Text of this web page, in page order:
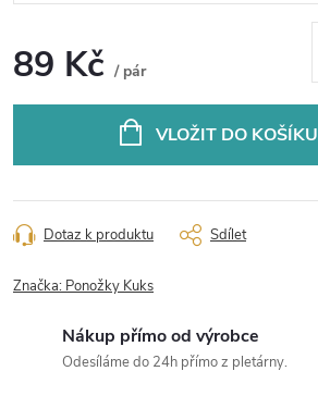
89 Kč / pár
VLOŽIT DO KOŠÍKU
Dotaz k produktu Sdílet
Značka: Ponožky Kuks
Nákup přímo od výrobce
Odesíláme do 24h přímo z pletárny.